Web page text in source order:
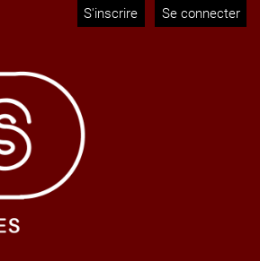
S'inscrire Se connecter